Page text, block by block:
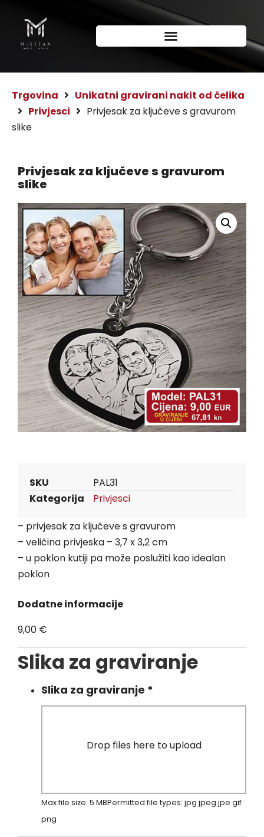
Trgovina
Unikatni gravirani nakit od čelika
Privjesci
Privjesak za ključeve s gravurom
slike
Privjesak za ključeve s gravurom
slike
SKU PAL31
Kategorija Privjesci
– privjesak za ključeve s gravurom
– veličina privjeska – 3,7 x 3,2 cm
– u poklon kutiji pa može poslužiti kao idealan
poklon
Dodatne informacije
9,00 €
Slika za graviranje
Slika za graviranje *
Drop files here to upload
Max file size: 5 MBPermitted file types: jpg jpeg jpe gif
png